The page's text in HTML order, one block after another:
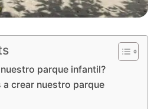
parque infantil?
crear nuestro parque